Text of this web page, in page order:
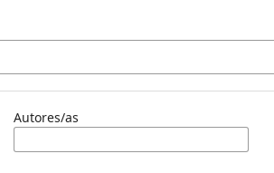
Autores/as